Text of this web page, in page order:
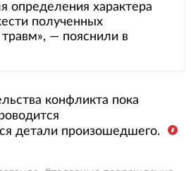
определения характера
полученных
— пояснили в
конфликта пока
детали произошедшего.